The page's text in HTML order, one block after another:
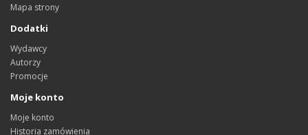
Mapa strony
Dodatki
Wydawcy
Autorzy
Promocje
Moje konto
Moje konto
Historia zamówienia